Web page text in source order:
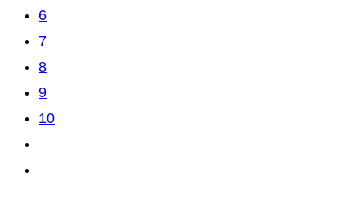
6
7
8
9
10